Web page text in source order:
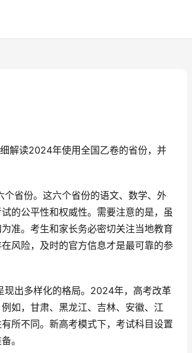
的公平性和权威性。需要注意的是，虽
准。考生和家长务必密切关注当地教育
风险，及时的官方信息才是最可靠的参
如，甘肃、黑龙江、吉林、安徽、江
所不同。新高考模式下，考试科目设置
。